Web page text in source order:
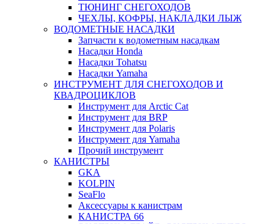
ТЮНИНГ СНЕГОХОДОВ
ЧЕХЛЫ, КОФРЫ, НАКЛАДКИ ЛЫЖ
ВОДОМЕТНЫЕ НАСАДКИ
Запчасти к водометным насадкам
Насадки Honda
Насадки Tohatsu
Насадки Yamaha
ИНСТРУМЕНТ ДЛЯ СНЕГОХОДОВ И
КВАДРОЦИКЛОВ
Инструмент для Arctic Cat
Инструмент для BRP
Инструмент для Polaris
Инструмент для Yamaha
Прочий инструмент
КАНИСТРЫ
GKA
KOLPIN
SeaFlo
Аксессуары к канистрам
КАНИСТРА 66